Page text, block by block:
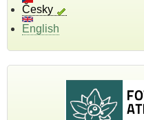
na
složení
vegetace
Česky
English